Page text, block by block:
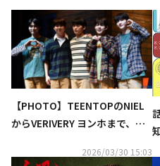
【PHOTO】TEENTOPのNIEL
からVERIVERY ヨンホまで、ミ
プレスコールに出席
2026/03/30 15:03